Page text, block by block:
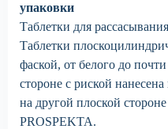
упаковки
Таблетки для
Таблетки
фаской, от белого до
стороне с риской
на другой плоской
PROSPEKTA.